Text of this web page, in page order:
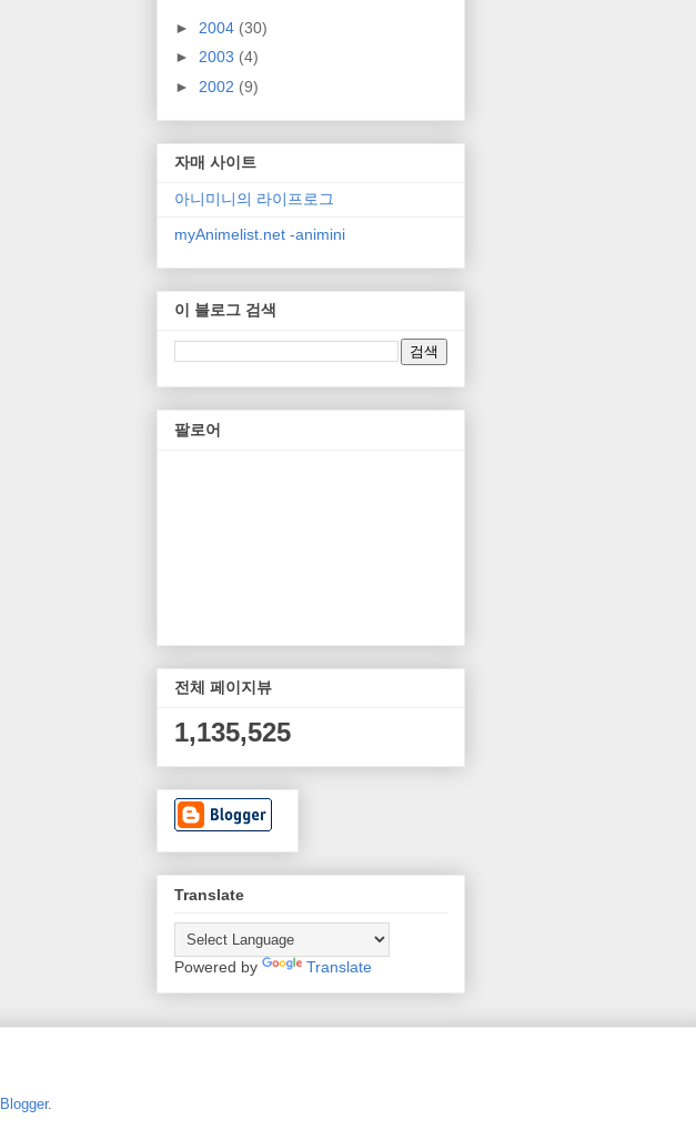
► 2004 (30)
► 2003 (4)
► 2002 (9)
자매 사이트
아니미니의 라이프로그
myAnimelist.net -animini
이 블로그 검색
팔로어
전체 페이지뷰
1,135,525
Translate
Powered by Translate
Blogger.